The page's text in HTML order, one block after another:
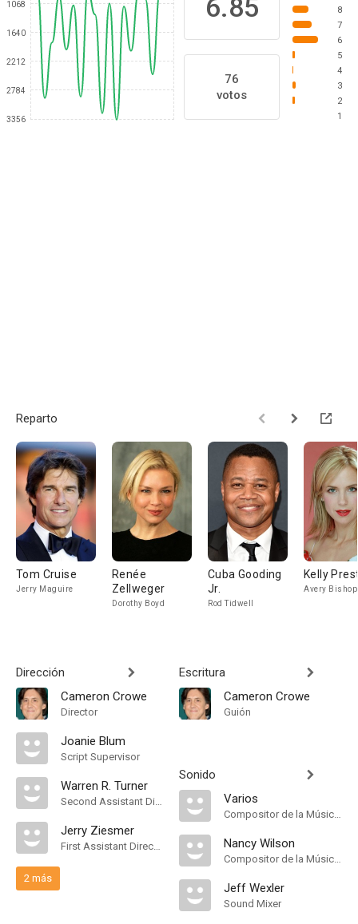
1068
1640
2212
2784
3356
6.85
76
votos
8
7
6
5
4
3
2
1
Reparto
Tom Cruise
Jerry Maguire
Renée
Zellweger
Dorothy Boyd
Cuba Gooding
Jr.
Rod Tidwell
Kelly
Avery Bishop
Dirección
Cameron Crowe
Director
Joanie Blum
Script Supervisor
Warren R. Turner
Second Assistant Director
Jerry Ziesmer
First Assistant Director
2 más
Escritura
Cameron Crowe
Guión
Sonido
Varios
Compositor de la Música Original
Nancy Wilson
Compositor de la Música Original
Jeff Wexler
Sound Mixer